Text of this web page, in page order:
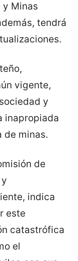
y Minas
tendrá
vigente,
y
inapropiada
de minas.
de
indica
este
catastrófica
el